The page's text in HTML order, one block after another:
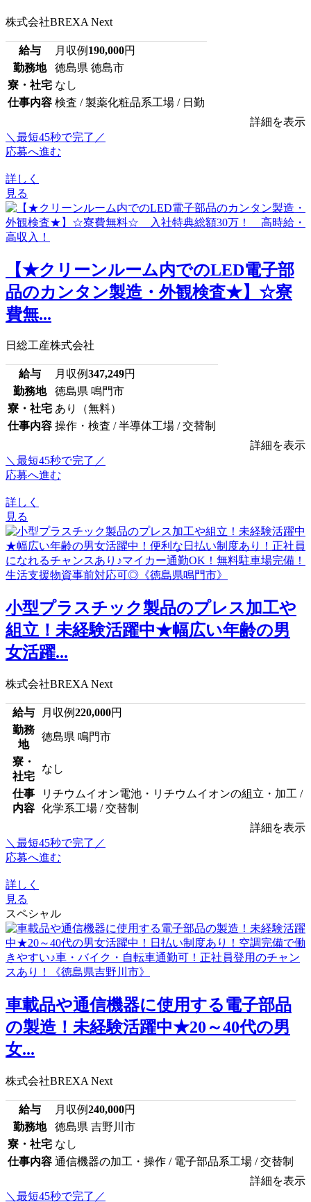
株式会社BREXA Next
給与 月収例 190,000円
勤務地
徳島県 徳島市
寮・社宅 なし
仕事内容 検査 / 製薬化粧品系工場 / 日勤
詳細を表示
＼最短45秒で完了／
応募へ進む
詳しく
見る
【★クリーンルーム内でのLED電子部
品のカンタン製造・外観検査★】☆寮
費無...
日総工産株式会社
給与 月収例347,249円
勤務地
徳島県 鳴門市
寮・社宅 あり（無料）
仕事内容 操作・検査 / 半導体工場 / 交替制
詳細を表示
＼最短45秒で完了／
応募へ進む
詳しく
見る
小型プラスチック製品のプレス加工や
組立！未経験活躍中★幅広い年齢の男
女活躍...
株式会社BREXA Next
給与 月収例220,000円
勤務
地
徳島県 鳴門市
寮・
社宅
なし
仕事
内容
リチウムイオン電池・リチウムイオンの組立・加工 /
化学系工場 / 交替制
詳細を表示
＼最短45秒で完了／
応募へ進む
詳しく
見る
スペシャル
車載品や通信機器に使用する電子部品
の製造！未経験活躍中★20～40代の男
女...
株式会社BREXA Next
給与 月収例240,000円
勤務地
徳島県 吉野川市
寮・社宅 なし
仕事内容 通信機器の加工・操作 / 電子部品系工場 / 交替制
詳細を表示
＼最短45秒で完了／